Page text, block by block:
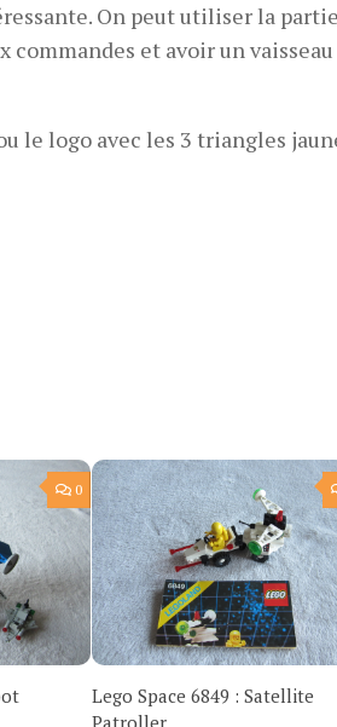
On peut utiliser la partie
commandes et avoir un vaisseau
le logo avec les 3 triangles
0
Lego Space 6849 : Satellite
Patroller